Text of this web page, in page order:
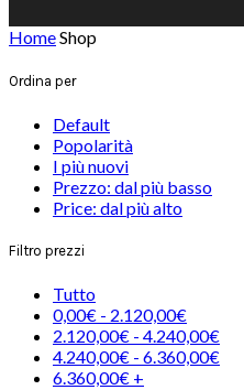
HomeShop
Ordina per
Default
Popolarità
I più nuovi
Prezzo: dal più basso
Price: dal più alto
Filtro prezzi
Tutto
0,00€ - 2.120,00€
2.120,00€ - 4.240,00€
4.240,00€ - 6.360,00€
6.360,00€ +